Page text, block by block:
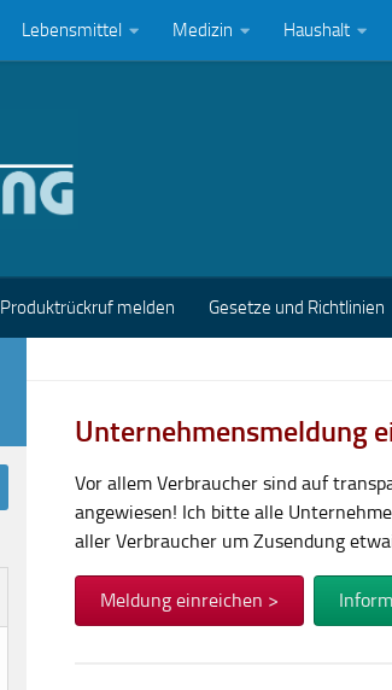
Lebensmittel Medizin Haushalt
Produktrückruf melden Gesetze und Richtlinien
Unternehmensmeldung
Vor allem Verbraucher sind auf
angewiesen! Ich bitte alle
aller Verbraucher um Zusendung
Meldung einreichen >